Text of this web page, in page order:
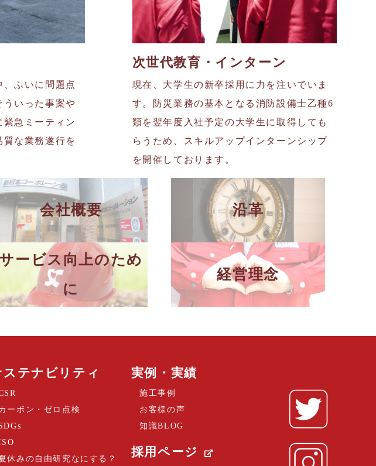
ふいに問題点
ういった事案や
急ミーティン
な業務遂行を
次世代教育・インターン
現在、大学生の新卒採用に力を注いでいま
す。防災業務の基本となる消防設備士乙種6
類を翌年度入社予定の大学生に取得しても
らうため、スキルアップインターンシップ
を開催しております。
会社概要 沿革
サービス向上のため
に
経営理念
ステナビリティ
ーボン・ゼロ点検
休みの自由研究なにする？
実例・実績
施工事例
お客様の声
知識BLOG
採用ページ